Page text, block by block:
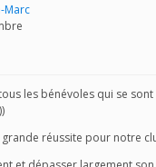
Marc
les bénévoles qui se
grande réussite pour notre